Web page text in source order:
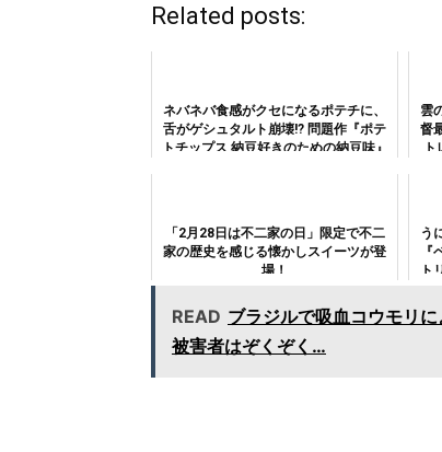
Related posts:
ネバネバ食感がクセになるポテチに、
舌がゲシュタルト崩壊!? 問題作『ポテ
トチップス 納豆好きのための納豆味』
雲
督
「2月28日は不二家の日」限定で不二
家の歴史を感じる懐かしスイーツが登
場！
う
ト
READ ブラジルで吸血コウモリ
被害者はぞくぞく…